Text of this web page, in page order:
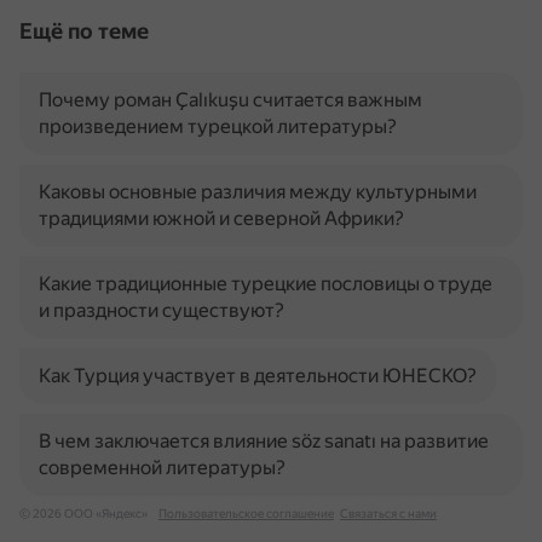
Ещё по теме
Почему роман Çalıkuşu считается важным
произведением турецкой литературы?
Каковы основные различия между культурными
традициями южной и северной Африки?
Какие традиционные турецкие пословицы о труде
и праздности существуют?
Как Турция участвует в деятельности ЮНЕСКО?
В чем заключается влияние söz sanatı на развитие
современной литературы?
© 2026 ООО «Яндекс» Пользовательское соглашение Связаться с нами